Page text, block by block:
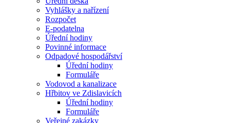
Vyhlášky a nařízení
Rozpočet
E-podatelna
Úřední hodiny
Povinné informace
Odpadové hospodářství
Úřední hodiny
Formuláře
Vodovod a kanalizace
Hřbitov ve Zdislavicích
Úřední hodiny
Formuláře
Veřejné zakázky